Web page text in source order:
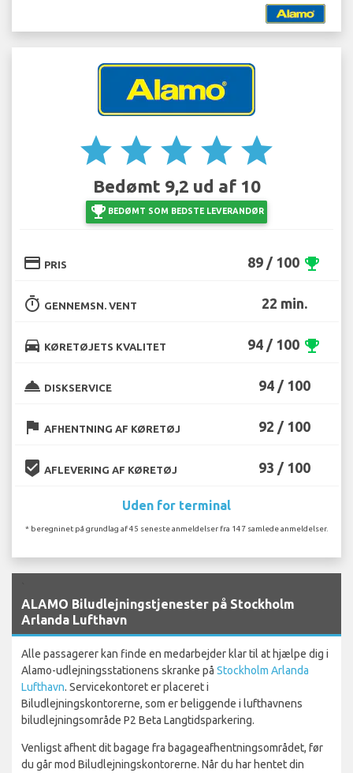
star star star star star
Bedømt 9,2 ud af 10
emoji_events BEDØMT SOM BEDSTE LEVERANDØR
credit_card PRIS 89 / 100 emoji_events
timer GENNEMSN. VENT 22 min.
directions_car KØRETØJETS KVALITET 94 / 100 emoji_events
room_service DISKSERVICE 94 / 100
flag AFHENTNING AF KØRETØJ 92 / 100
beenhere AFLEVERING AF KØRETØJ 93 / 100
Uden for terminal
* beregninet på grundlag af 45 seneste anmeldelser fra 147 samlede anmeldelser.
ALAMO Biludlejningstjenester på Stockholm
Arlanda Lufthavn
Alle passagerer kan finde en medarbejder klar til at hjælpe dig i
Alamo-udlejningsstationens skranke på Stockholm Arlanda
Lufthavn. Servicekontoret er placeret i
Biludlejningskontorerne, som er beliggende i lufthavnens
biludlejningsområde P2 Beta Langtidsparkering.
Venligst afhent dit bagage fra bagageafhentningsområdet, før
du går mod Biludlejningskontorerne. Når du har hentet din